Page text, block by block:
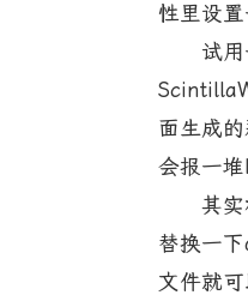
性里设
试用一
面生成
会报一
其实相
替换一
文件就可